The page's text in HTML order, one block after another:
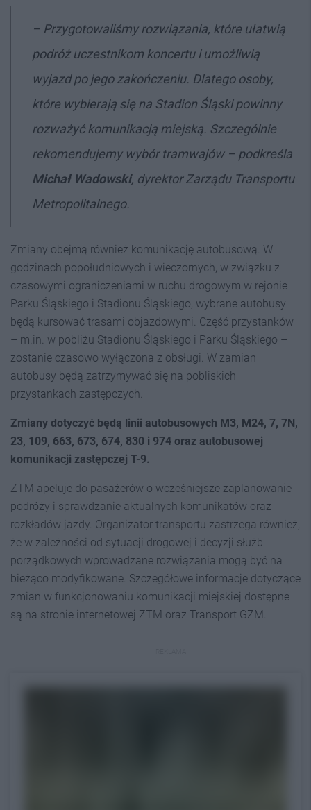
– Przygotowaliśmy rozwiązania, które ułatwią
podróż uczestnikom koncertu i umożliwią
wyjazd po jego zakończeniu. Dlatego osoby,
które wybierają się na Stadion Śląski powinny
rozważyć komunikacją miejską. Szczególnie
rekomendujemy wybór tramwajów – podkreśla
Michał Wadowski, dyrektor Zarządu Transportu
Metropolitalnego.
Zmiany obejmą również komunikację autobusową. W
godzinach popołudniowych i wieczornych, w związku z
czasowymi ograniczeniami w ruchu drogowym w rejonie
Parku Śląskiego i Stadionu Śląskiego, wybrane autobusy
będą kursować trasami objazdowymi. Część przystanków
– m.in. w pobliżu Stadionu Śląskiego i Parku Śląskiego –
zostanie czasowo wyłączona z obsługi. W zamian
autobusy będą zatrzymywać się na pobliskich
przystankach zastępczych.
Zmiany dotyczyć będą linii autobusowych M3, M24, 7, 7N,
23, 109, 663, 673, 674, 830 i 974 oraz autobusowej
komunikacji zastępczej T-9.
ZTM apeluje do pasażerów o wcześniejsze zaplanowanie
podróży i sprawdzanie aktualnych komunikatów oraz
rozkładów jazdy. Organizator transportu zastrzega również,
że w zależności od sytuacji drogowej i decyzji służb
porządkowych wprowadzane rozwiązania mogą być na
bieżąco modyfikowane. Szczegółowe informacje dotyczące
zmian w funkcjonowaniu komunikacji miejskiej dostępne
są na stronie internetowej ZTM oraz Transport GZM.